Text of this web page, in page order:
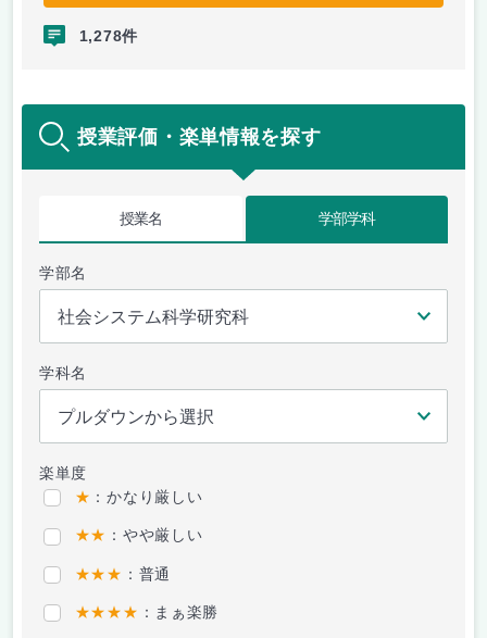
1,278件
授業評価・楽単情報を探す
授業名 学部学科
学部名
学科名
楽単度
★ ：かなり厳しい
★★ ：やや厳しい
★★★ ：普通
★★★★ ：まぁ楽勝